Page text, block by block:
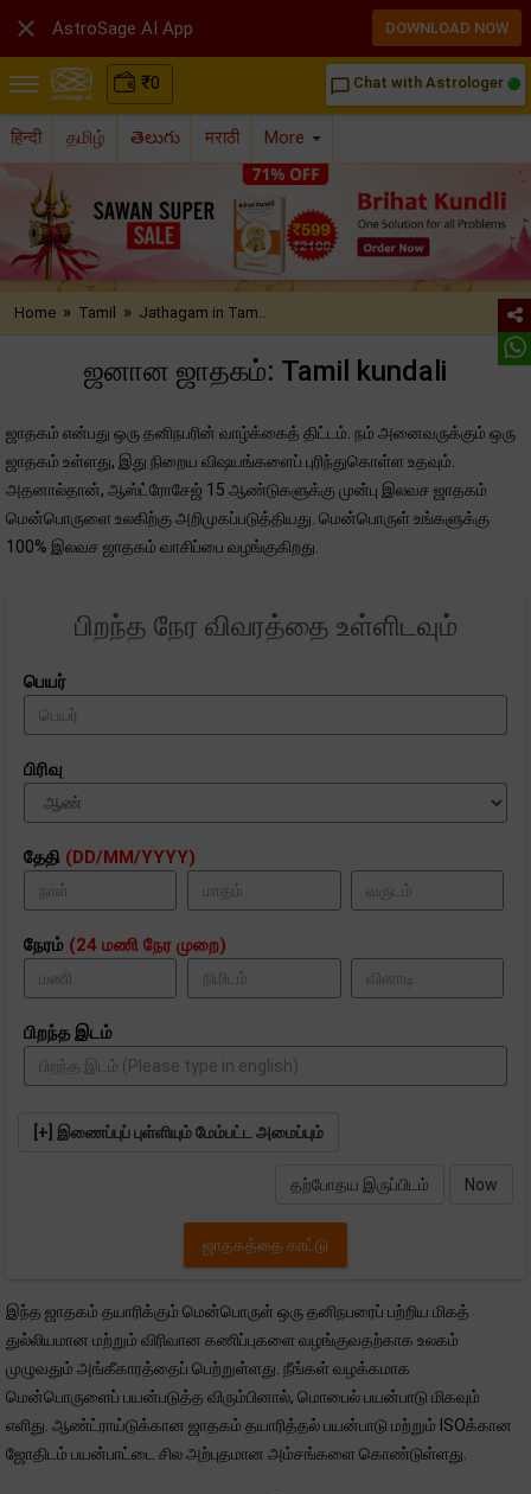
₹0 chat_bubble_outline Chat with Astrologer
हिन्दी தமிழ் తెలుగు मराठी More
Home » Tamil » Jathagam in Tam..
ஜனான ஜாதகம்: Tamil kundali
ஜாதகம் என்பது ஒரு தனிநபரின் வாழ்க்கைத் திட்டம். நம் அனைவருக்கும் ஒரு
ஜாதகம் உள்ளது, இது நிறைய விஷயங்களைப் புரிந்துகொள்ள உதவும்.
அதனால்தான், ஆஸ்ட்ரோசேஜ் 15 ஆண்டுகளுக்கு முன்பு இலவச ஜாதகம்
மென்பொருளை உலகிற்கு அறிமுகப்படுத்தியது. மென்பொருள் உங்களுக்கு
100% இலவச ஜாதகம் வாசிப்பை வழங்குகிறது.
பிறந்த நேர விவரத்தை உள்ளிடவும்
பெயர்
பிரிவு
தேதி (DD/MM/YYYY)
நேரம் (24 மணி நேர முறை)
பிறந்த இடம்
[+] இணைப்புப் புள்ளியும் மேம்பட்ட அமைப்பும்
தற்போதய இருப்பிடம் Now
ஜாதகத்தை காட்டு
இந்த ஜாதகம் தயாரிக்கும் மென்பொருள் ஒரு தனிநபரைப் பற்றிய மிகத்
துல்லியமான மற்றும் விரிவான கணிப்புகளை வழங்குவதற்காக உலகம்
முழுவதும் அங்கீகாரத்தைப் பெற்றுள்ளது. நீங்கள் வழக்கமாக
மென்பொருளைப் பயன்படுத்த விரும்பினால், மொபைல் பயன்பாடு மிகவும்
எளிது. ஆண்ட்ராய்டுக்கான ஜாதகம் தயாரித்தல் பயன்பாடு மற்றும் ISOக்கான
ஜோதிடம் பயன்பாட்டை சில அற்புதமான அம்சங்களை கொண்டுள்ளது.
 AstroSage AI App DOWNLOAD NOW